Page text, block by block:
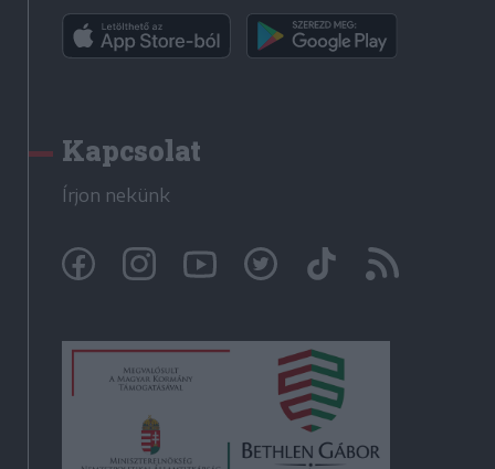
Kapcsolat
Írjon nekünk